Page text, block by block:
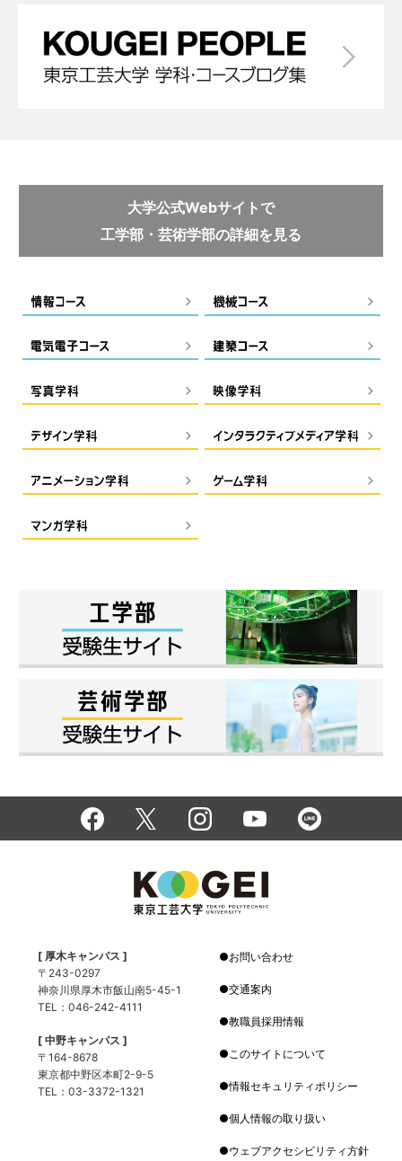
大学公式Webサイトで
工学部・芸術学部の詳細を見る
[ 厚木キャンパス ]
〒243-0297
神奈川県厚木市飯山南5-45-1
TEL：046-242-4111
[ 中野キャンパス ]
〒164-8678
東京都中野区本町2-9-5
TEL：03-3372-1321
お問い合わせ
交通案内
教職員採用情報
このサイトについて
情報セキュリティポリシー
個人情報の取り扱い
ウェブアクセシビリティ方針